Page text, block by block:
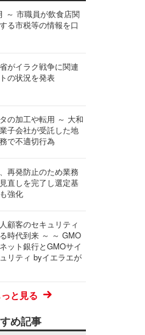
～ 市職員が飲食店関
る市税等の情報を口
がイラク戦争に関連
の状況を発表
の加工や転用 ～ 大和
子会社が受託した地
で不適切行為
再発防止のため業務
直しを完了し選定基
強化
顧客のセキュリティ
時代到来 ～ ～ GMO
ット銀行とGMOサイ
リティ byイエラエが
と見る
め記事